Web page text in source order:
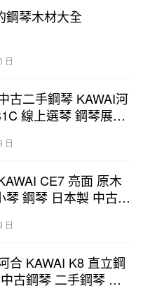
鋼琴木材大全
日
古二手鋼琴 KAWAI河
線上選琴 鋼琴展示
日
CE7 亮面 原木
琴 鋼琴 日本製 中古鋼
日
合 KAWAI K8 直立鋼
古鋼琴 二手鋼琴 優